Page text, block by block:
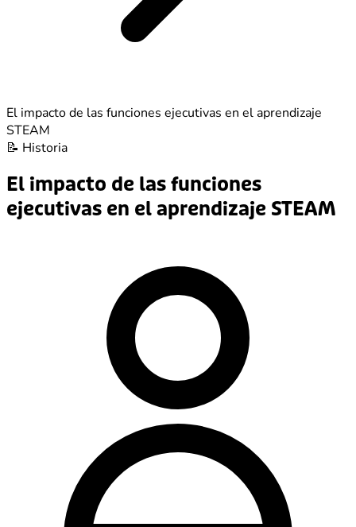
El impacto de las funciones ejecutivas en el aprendizaje
STEAM
📝 Historia
El impacto de las funciones
ejecutivas en el aprendizaje STEAM